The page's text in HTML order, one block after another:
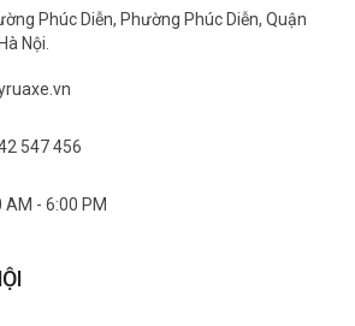
Phúc Diễn, Phường Phúc Diễn, Quận
Nội.
547 456
AM - 6:00 PM